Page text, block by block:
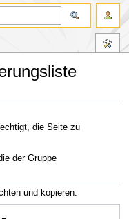
die Seite zu
der Gruppe
und kopieren.